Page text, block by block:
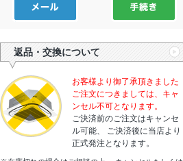
返品・交換について
お客様より御了承頂きました
ご注文につきましては、キャ
ンセル不可となります。
ご決済前のご注文はキャンセ
ル可能、 ご決済後に当店より
正式発注となります。